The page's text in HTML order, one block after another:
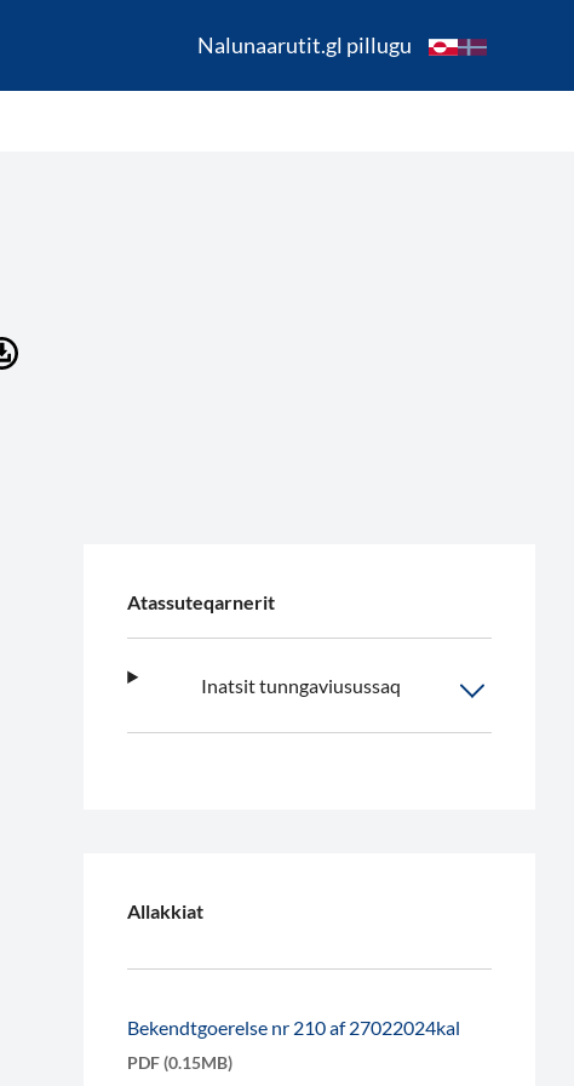
Nalunaarutit.gl pillugu
Atassuteqarnerit
Inatsit tunngaviusussaq
Allakkiat
Bekendtgoerelse nr 210 af 27022024kal
PDF (0.15MB)